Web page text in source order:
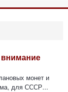
монет и
для СССР...